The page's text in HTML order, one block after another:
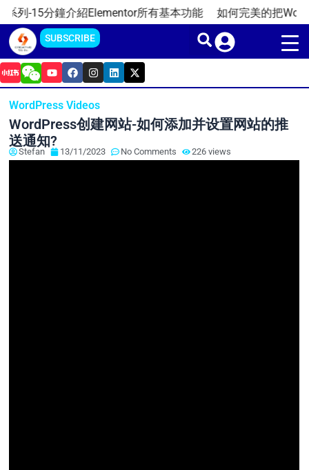
Skip
content
分鐘介紹Elementor所有基本功能 如何完美的把
SUBSCRIBE
Y
o
u
u
e
F
a
c
b
o
I
n
s
a
g
r
m
L
i
n
d
i
X
-
t
t
t
r
WordPress Videos
WordPress创建网站-如何添加并设置网站的推
送通知?
Stefan 13/11/2023 No Comments 226 views